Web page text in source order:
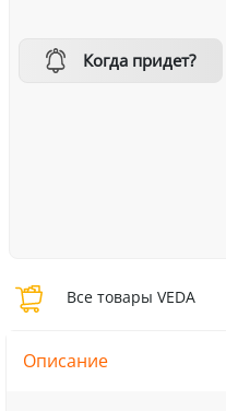
Когда придет?
Все товары VEDA
Описание